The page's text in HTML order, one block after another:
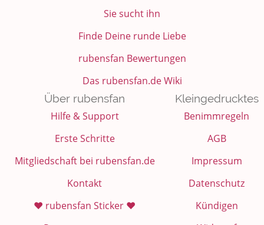
Sie sucht ihn
Finde Deine runde Liebe
rubensfan Bewertungen
Das rubensfan.de Wiki
Über rubensfan
Hilfe & Support
Erste Schritte
Mitgliedschaft bei rubensfan.de
Kontakt
❤️ rubensfan Sticker ❤️
Kleingedrucktes
Benimmregeln
AGB
Impressum
Datenschutz
Kündigen